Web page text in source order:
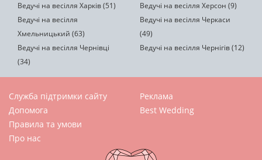
Ведучі на весілля Харків (51)
Ведучі на весілля Херсон (9)
Ведучі на весілля
Хмельницький (63)
Ведучі на весілля Черкаси
(49)
Ведучі на весілля Чернівці
(34)
Ведучі на весілля Чернігів (12)
Служба підтримки сайту
Допомога
Правила та умови
Про нас
Реклама
Best Wedding